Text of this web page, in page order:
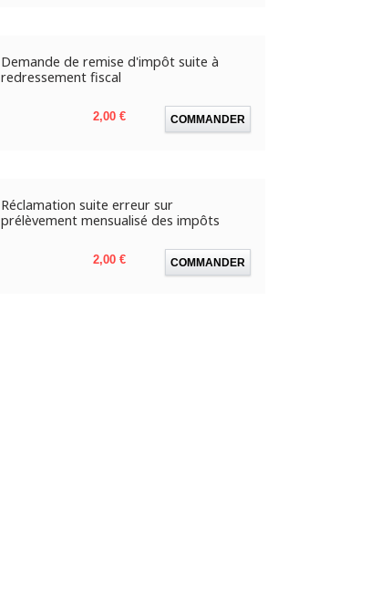
Demande de remise d'impôt suite à
redressement fiscal
Prix
2,00 € COMMANDER
Réclamation suite erreur sur
prélèvement mensualisé des impôts
Prix
2,00 € COMMANDER